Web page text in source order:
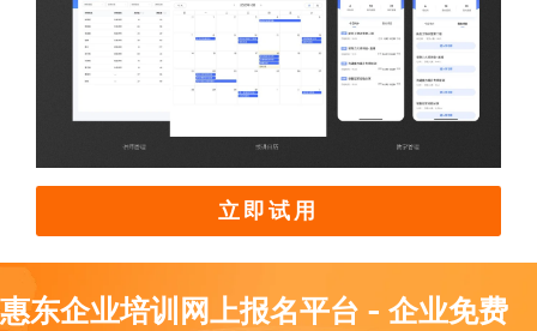
立即试用
惠东企业培训网上报名平台 - 企业免费